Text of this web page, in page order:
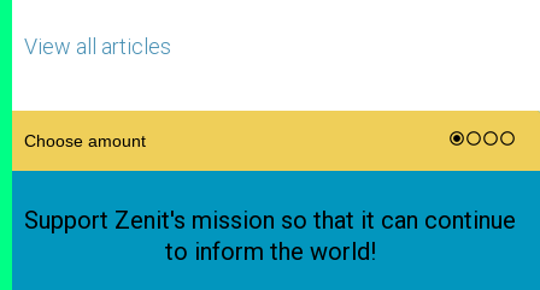
View all articles